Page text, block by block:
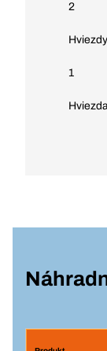
2
Hviezdy
1